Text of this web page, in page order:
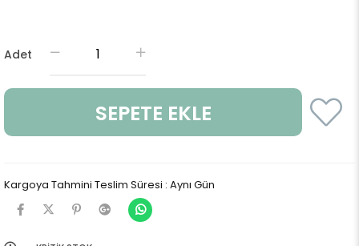
Adet
Kargoya Tahmini Teslim Süresi : Aynı Gün